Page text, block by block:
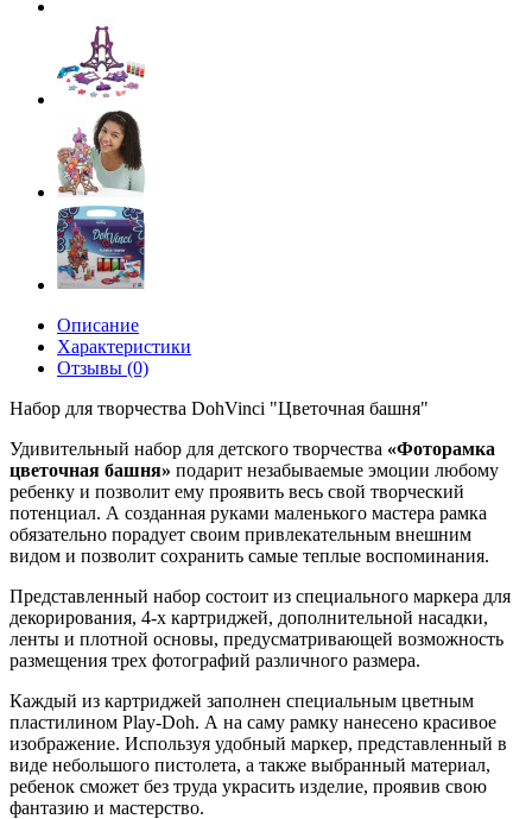
Описание
Характеристики
Отзывы (0)
Набор для творчества DohVinci "Цветочная башня"
Удивительный набор для детского творчества «Фоторамка
цветочная башня» подарит незабываемые эмоции любому
ребенку и позволит ему проявить весь свой творческий
потенциал. А созданная руками маленького мастера рамка
обязательно порадует своим привлекательным внешним
видом и позволит сохранить самые теплые воспоминания.
Представленный набор состоит из специального маркера для
декорирования, 4-х картриджей, дополнительной насадки,
ленты и плотной основы, предусматривающей возможность
размещения трех фотографий различного размера.
Каждый из картриджей заполнен специальным цветным
пластилином Play-Doh. А на саму рамку нанесено красивое
изображение. Используя удобный маркер, представленный в
виде небольшого пистолета, а также выбранный материал,
ребенок сможет без труда украсить изделие, проявив свою
фантазию и мастерство.